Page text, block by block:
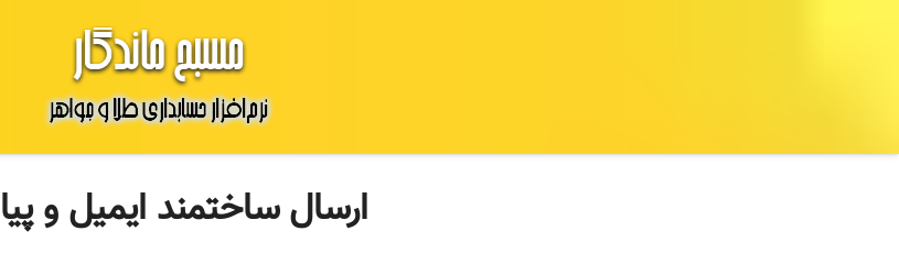
ارسال ساختمند ایمیل و